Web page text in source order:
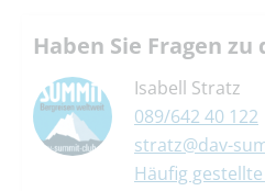
Haben Sie Fragen zu
Isabell Stratz
089/642 40 122
stratz@dav-
Häufig